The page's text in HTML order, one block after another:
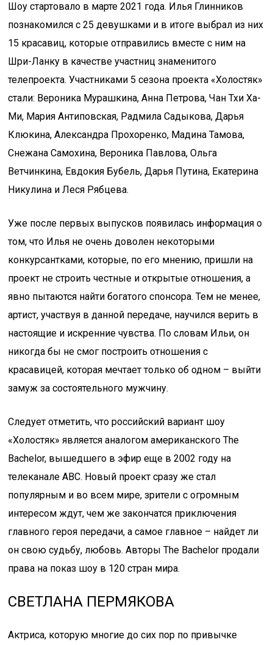
Шоу стартовало в марте 2021 года. Илья Глинников
познакомился с 25 девушками и в итоге выбрал из них
15 красавиц, которые отправились вместе с ним на
Шри-Ланку в качестве участниц знаменитого
телепроекта. Участниками 5 сезона проекта «Холостяк»
стали: Вероника Мурашкина, Анна Петрова, Чан Тхи Ха-
Ми, Мария Антиповская, Радмила Садыкова, Дарья
Клюкина, Александра Прохоренко, Мадина Тамова,
Снежана Самохина, Вероника Павлова, Ольга
Ветчинкина, Евдокия Бубель, Дарья Путина, Екатерина
Никулина и Леся Рябцева.
Уже после первых выпусков появилась информация о
том, что Илья не очень доволен некоторыми
конкурсантками, которые, по его мнению, пришли на
проект не строить честные и открытые отношения, а
явно пытаются найти богатого спонсора. Тем не менее,
артист, участвуя в данной передаче, научился верить в
настоящие и искренние чувства. По словам Ильи, он
никогда бы не смог построить отношения с
красавицей, которая мечтает только об одном – выйти
замуж за состоятельного мужчину.
Следует отметить, что российский вариант шоу
«Холостяк» является аналогом американского The
Bachelor, вышедшего в эфир еще в 2002 году на
телеканале ABC. Новый проект сразу же стал
популярным и во всем мире, зрители с огромным
интересом ждут, чем же закончатся приключения
главного героя передачи, а самое главное – найдет ли
он свою судьбу, любовь. Авторы The Bachelor продали
права на показ шоу в 120 стран мира.
СВЕТЛАНА ПЕРМЯКОВА
Актриса, которую многие до сих пор по привычке